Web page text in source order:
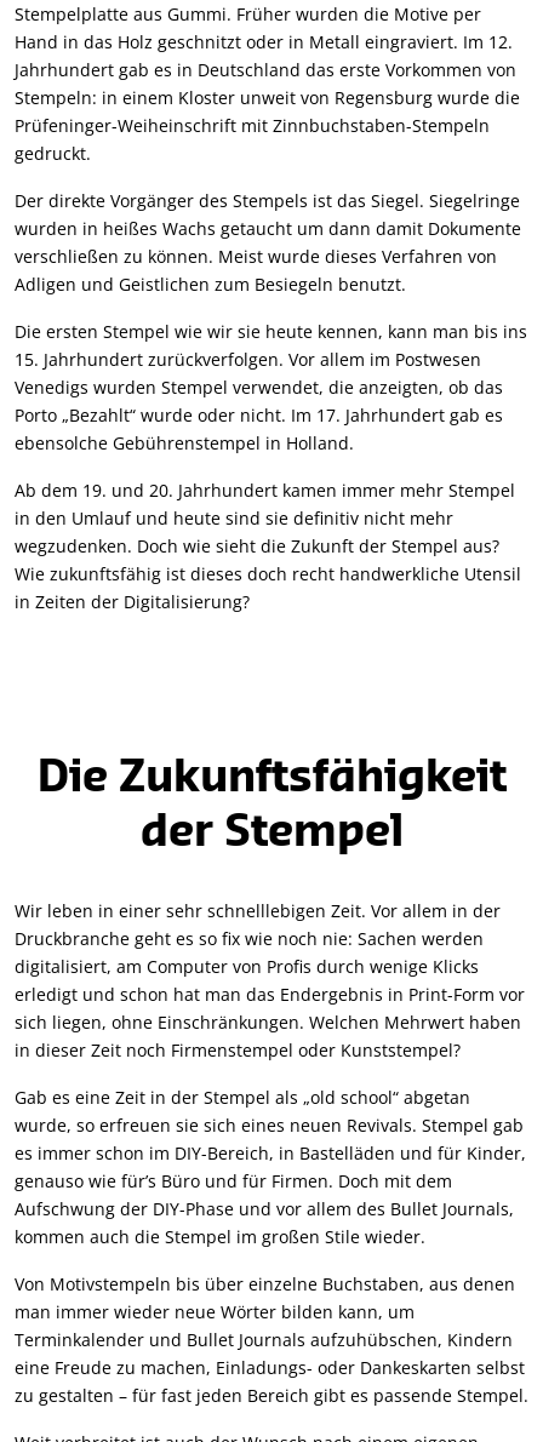
Stempelplatte aus Gummi. Früher wurden die Motive per
Hand in das Holz geschnitzt oder in Metall eingraviert. Im 12.
Jahrhundert gab es in Deutschland das erste Vorkommen von
Stempeln: in einem Kloster unweit von Regensburg wurde die
Prüfeninger-Weiheinschrift mit Zinnbuchstaben-Stempeln
gedruckt.
Der direkte Vorgänger des Stempels ist das Siegel. Siegelringe
wurden in heißes Wachs getaucht um dann damit Dokumente
verschließen zu können. Meist wurde dieses Verfahren von
Adligen und Geistlichen zum Besiegeln benutzt.
Die ersten Stempel wie wir sie heute kennen, kann man bis ins
15. Jahrhundert zurückverfolgen. Vor allem im Postwesen
Venedigs wurden Stempel verwendet, die anzeigten, ob das
Porto „Bezahlt“ wurde oder nicht. Im 17. Jahrhundert gab es
ebensolche Gebührenstempel in Holland.
Ab dem 19. und 20. Jahrhundert kamen immer mehr Stempel
in den Umlauf und heute sind sie definitiv nicht mehr
wegzudenken. Doch wie sieht die Zukunft der Stempel aus?
Wie zukunftsfähig ist dieses doch recht handwerkliche Utensil
in Zeiten der Digitalisierung?
Die Zukunftsfähigkeit
der Stempel
Wir leben in einer sehr schnelllebigen Zeit. Vor allem in der
Druckbranche geht es so fix wie noch nie: Sachen werden
digitalisiert, am Computer von Profis durch wenige Klicks
erledigt und schon hat man das Endergebnis in Print-Form vor
sich liegen, ohne Einschränkungen. Welchen Mehrwert haben
in dieser Zeit noch Firmenstempel oder Kunststempel?
Gab es eine Zeit in der Stempel als „old school“ abgetan
wurde, so erfreuen sie sich eines neuen Revivals. Stempel gab
es immer schon im DIY-Bereich, in Bastelläden und für Kinder,
genauso wie für’s Büro und für Firmen. Doch mit dem
Aufschwung der DIY-Phase und vor allem des Bullet Journals,
kommen auch die Stempel im großen Stile wieder.
Von Motivstempeln bis über einzelne Buchstaben, aus denen
man immer wieder neue Wörter bilden kann, um
Terminkalender und Bullet Journals aufzuhübschen, Kindern
eine Freude zu machen, Einladungs- oder Dankeskarten selbst
zu gestalten – für fast jeden Bereich gibt es passende Stempel.